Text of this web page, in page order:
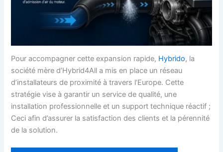
Pour accompagner cette expansion rapide, Hybrido, la
société mère d’Hybrid4All a mis en place un réseau
d’installateurs de proximité à travers l’Europe. Cette
stratégie vise à garantir un service de qualité, une
installation professionnelle et un support technique réactif ;
Ceci afin d’assurer la satisfaction des clients et la pérennité
de la solution.